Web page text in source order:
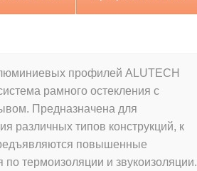
профилей ALUTECH
рамного остекления с
Предназначена для
различных типов конструкций, к
повышенные
по термоизоляции и звукоизоляции.